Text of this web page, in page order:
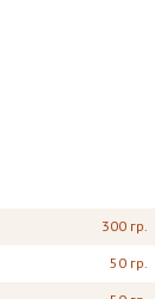
300 гр.
50 гр.